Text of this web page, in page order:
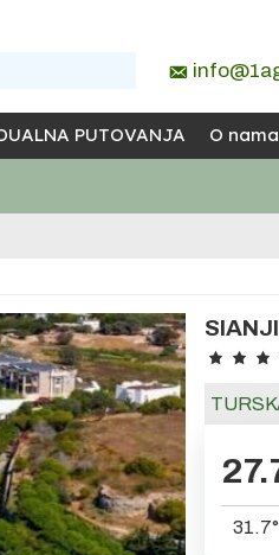
PUTOVANJA O nama
31.7°